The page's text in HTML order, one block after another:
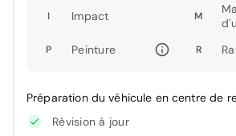
I Impact M
P Peinture R
Préparation du véhicule en centre de
Révision à jour